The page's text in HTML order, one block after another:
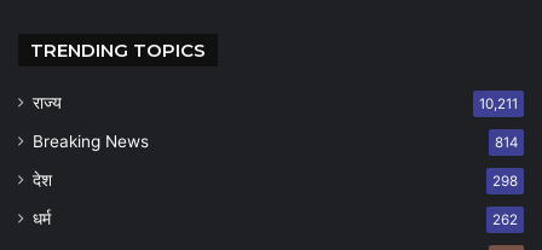
TRENDING TOPICS
राज्य 10,211
Breaking News 814
देश 298
धर्म 262